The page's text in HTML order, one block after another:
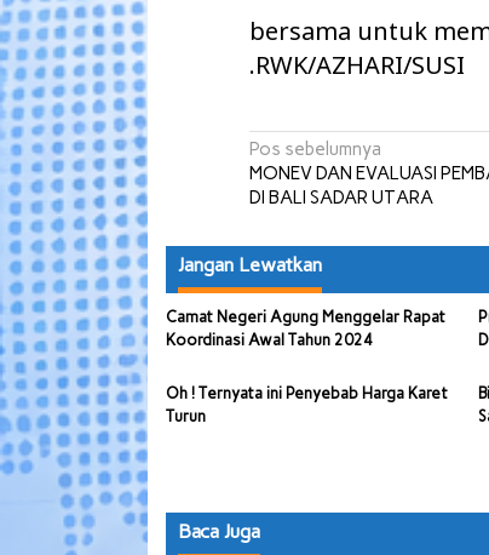
bersama untuk
.RWK/AZHARI/SUSI
Navigasi
pos
Pos sebelumnya
MONEV DAN EVALUASI
DI BALI SADAR UTARA
Jangan Lewatkan
Camat Negeri Agung Menggelar Rapat
Koordinasi Awal Tahun 2024
Oh ! Ternyata ini Penyebab Harga Karet
Turun
Baca Juga